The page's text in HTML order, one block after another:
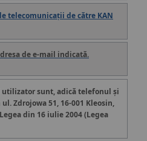
telecomunicații de către KAN
de e-mail indicată.
sunt, adică telefonul și
Zdrojowa 51, 16-001 Kleosin,
din 16 iulie 2004 (Legea